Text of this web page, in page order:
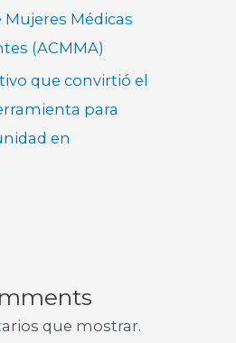
Médicas
(ACMMA)
que convirtió el
para
en
que mostrar.